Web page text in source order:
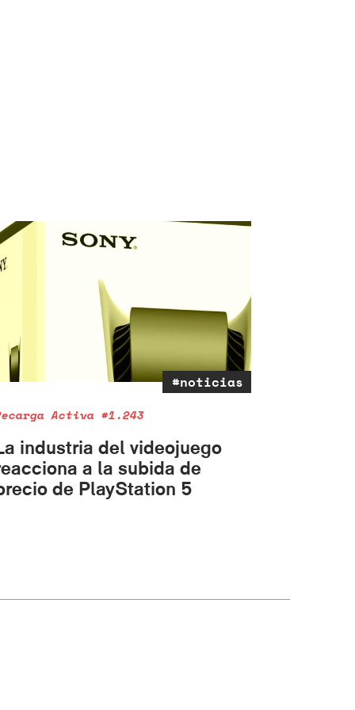
#noticias
Activa #1.243
industria del videojuego
a la subida de
de PlayStation 5